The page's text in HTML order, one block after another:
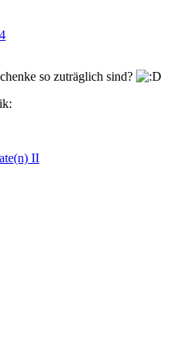
so zuträglich sind?
II